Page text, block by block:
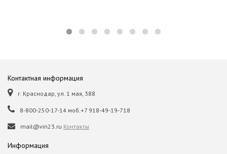
Контактная информация
г. Краснодар, ул. 1 мая, 388
8-800-250-17-14 моб.+7 918-49-19-718
mail@vin23.ru Контакты
Информация